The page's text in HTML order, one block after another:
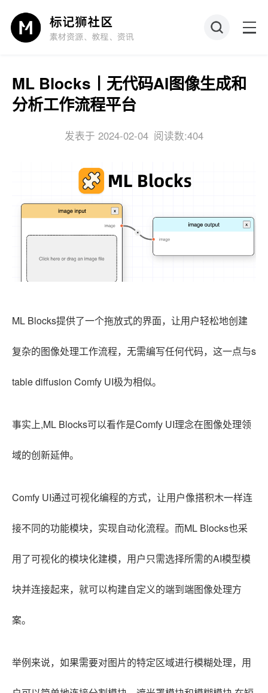
ML Blocks丨无代码AI图像生成和
分析工作流程平台
发表于 2024-02-04 阅读数:404
ML Blocks提供了一个拖放式的界面，让用户轻松地创建
复杂的图像处理工作流程，无需编写任何代码，这一点与s
table diffusion Comfy UI极为相似。
事实上,ML Blocks可以看作是Comfy UI理念在图像处理领
域的创新延伸。
Comfy UI通过可视化编程的方式，让用户像搭积木一样连
接不同的功能模块，实现自动化流程。而ML Blocks也采
用了可视化的模块化建模，用户只需选择所需的AI模型模
块并连接起来，就可以构建自定义的端到端图像处理方
案。
举例来说，如果需要对图片的特定区域进行模糊处理，用